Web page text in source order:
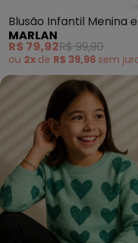
Blusão Infantil Menina
Moletom Felpado (Rosa)
MARLAN
R$ 79,92R$ 99,90
ou 2x de R$ 39,96 sem